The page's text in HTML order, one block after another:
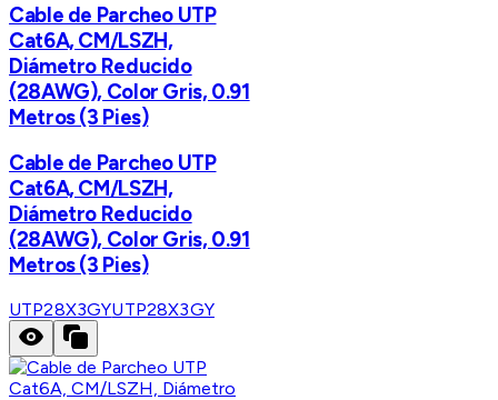
Cable de Parcheo UTP
Cat6A, CM/LSZH,
Diámetro Reducido
(28AWG), Color Gris, 0.91
Metros (3 Pies)
Cable de Parcheo UTP
Cat6A, CM/LSZH,
Diámetro Reducido
(28AWG), Color Gris, 0.91
Metros (3 Pies)
UTP28X3GYUTP28X3GY